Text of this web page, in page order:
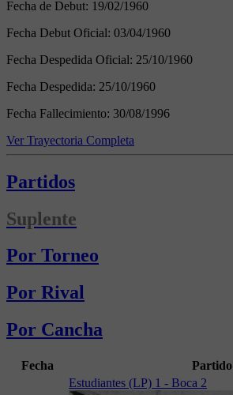
Fecha de Debut: 19/02/1960
Fecha Debut Oficial: 03/04/1960
Fecha Despedida Oficial: 25/10/1960
Fecha Despedida: 25/10/1960
Fecha Fallecimiento: 30/08/1996
Ver Trayectoria Completa
Partidos
Suplente
Por Torneo
Por Rival
Por Cancha
Fecha Partido
Estudiantes (LP) 1 - Boca 2